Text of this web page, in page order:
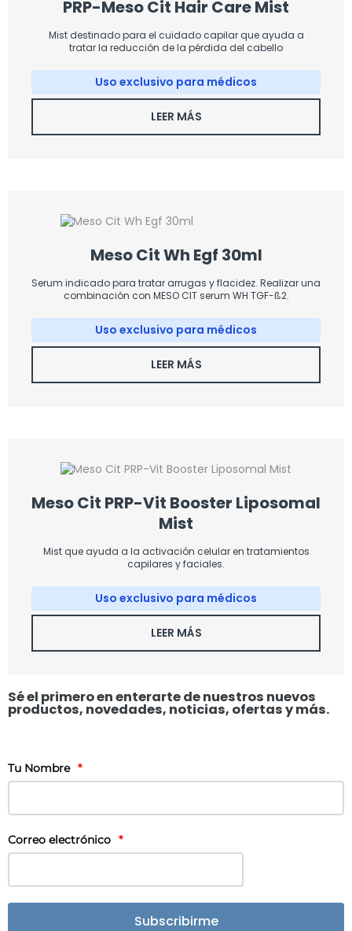
PRP-Meso Cit Hair Care Mist
Mist destinado para el cuidado capilar que ayuda a
tratar la reducción de la pérdida del cabello
Uso exclusivo para médicos
LEER MÁS
Meso Cit Wh Egf 30ml
Serum indicado para tratar arrugas y flacidez. Realizar una
combinación con MESO CIT serum WH TGF-ß2.
Uso exclusivo para médicos
LEER MÁS
Meso Cit PRP-Vit Booster Liposomal
Mist
Mist que ayuda a la activación celular en tratamientos
capilares y faciales.
Uso exclusivo para médicos
LEER MÁS
Sé el primero en enterarte de nuestros nuevos
productos, novedades, noticias, ofertas y más.
Tu Nombre *
Correo electrónico *
Subscribirme